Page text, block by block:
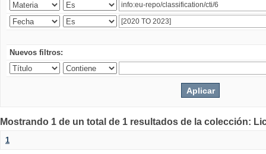
Nuevos filtros:
Mostrando 1 de un total de 1 resultados de la colección:
1